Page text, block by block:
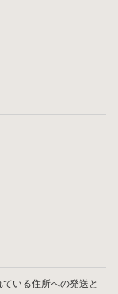
いる住所への発送と